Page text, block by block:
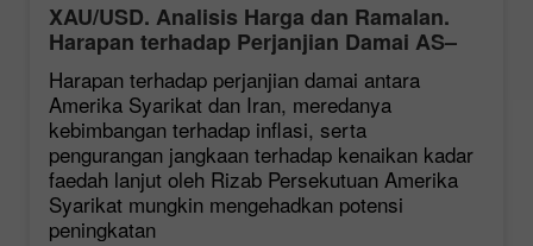
XAU/USD. Analisis Harga dan Ramalan.
Harapan terhadap Perjanjian Damai AS–
Iran Memberi Tekanan ke atas Dolar AS,
Menyokong Harga Emas
Harapan terhadap perjanjian damai antara
Amerika Syarikat dan Iran, meredanya
kebimbangan terhadap inflasi, serta
pengurangan jangkaan terhadap kenaikan kadar
faedah lanjut oleh Rizab Persekutuan Amerika
Syarikat mungkin mengehadkan potensi
peningkatan